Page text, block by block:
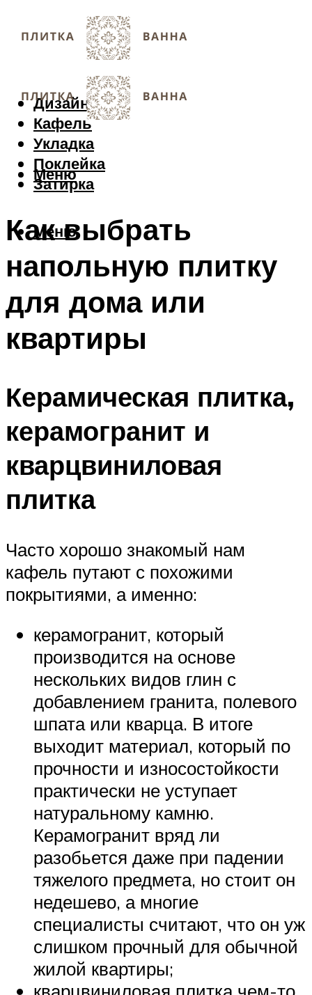
Дизайн
Кафель
Укладка
Поклейка
Затирка
Меню
Меню
Как выбрать
напольную плитку
для дома или
квартиры
Керамическая плитка,
керамогранит и
кварцвиниловая
плитка
Часто хорошо знакомый нам
кафель путают с похожими
покрытиями, а именно:
керамогранит, который
производится на основе
нескольких видов глин с
добавлением гранита, полевого
шпата или кварца. В итоге
выходит материал, который по
прочности и износостойкости
практически не уступает
натуральному камню.
Керамогранит вряд ли
разобьется даже при падении
тяжелого предмета, но стоит он
недешево, а многие
специалисты считают, что он уж
слишком прочный для обычной
жилой квартиры;